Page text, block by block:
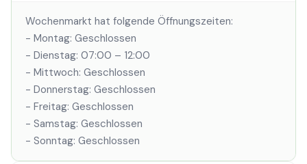
Wochenmarkt hat folgende Öffnungszeiten:
- Montag: Geschlossen
- Dienstag: 07:00 – 12:00
- Mittwoch: Geschlossen
- Donnerstag: Geschlossen
- Freitag: Geschlossen
- Samstag: Geschlossen
- Sonntag: Geschlossen